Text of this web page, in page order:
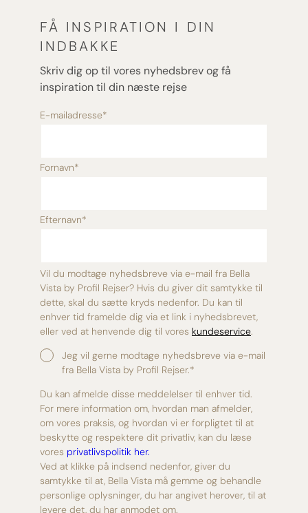
FÅ INSPIRATION I DIN
INDBAKKE
Skriv dig op til vores nyhedsbrev og få
inspiration til din næste rejse
E-mailadresse*
Fornavn*
Efternavn*
Vil du modtage nyhedsbreve via e-mail fra Bella
Vista by Profil Rejser? Hvis du giver dit samtykke til
dette, skal du sætte kryds nedenfor. Du kan til
enhver tid framelde dig via et link i nyhedsbrevet,
eller ved at henvende dig til vores kundeservice.
Jeg vil gerne modtage nyhedsbreve via e-mail
fra Bella Vista by Profil Rejser.*
Du kan afmelde disse meddelelser til enhver tid.
For mere information om, hvordan man afmelder,
om vores praksis, og hvordan vi er forpligtet til at
beskytte og respektere dit privatliv, kan du læse
vores privatlivspolitik her.
Ved at klikke på indsend nedenfor, giver du
samtykke til at, Bella Vista må gemme og behandle
personlige oplysninger, du har angivet herover, til at
levere det, du har anmodet om.